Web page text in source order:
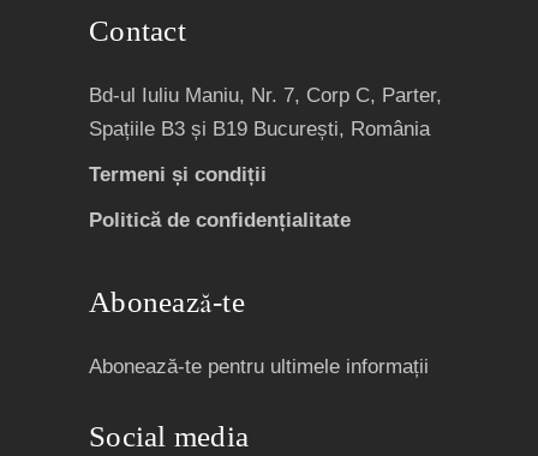
Contact
Bd-ul Iuliu Maniu, Nr. 7, Corp C, Parter,
Spațiile B3 și B19 București, România
Termeni și condiții
Politică de confidențialitate
Abonează-te
Abonează-te pentru ultimele informații
Social media